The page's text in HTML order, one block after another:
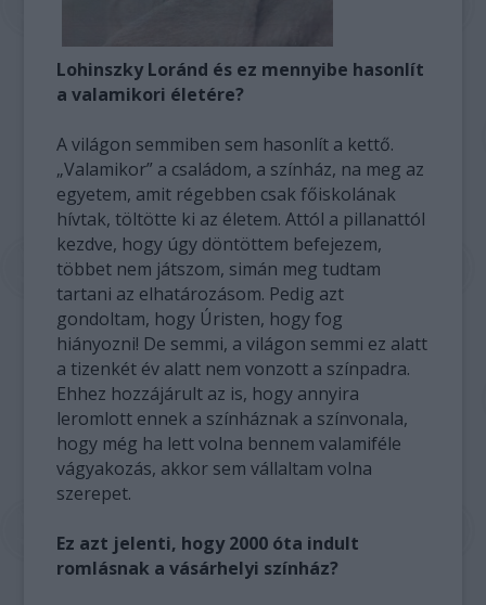
Lohinszky Loránd és ez mennyibe hasonlít
a valamikori életére?
A világon semmiben sem hasonlít a kettő.
„Valamikor” a családom, a színház, na meg az
egyetem, amit régebben csak főiskolának
hívtak, töltötte ki az életem. Attól a pillanattól
kezdve, hogy úgy döntöttem befejezem,
többet nem játszom, simán meg tudtam
tartani az elhatározásom. Pedig azt
gondoltam, hogy Úristen, hogy fog
hiányozni! De semmi, a világon semmi ez alatt
a tizenkét év alatt nem vonzott a színpadra.
Ehhez hozzájárult az is, hogy annyira
leromlott ennek a színháznak a színvonala,
hogy még ha lett volna bennem valamiféle
vágyakozás, akkor sem vállaltam volna
szerepet.
Ez azt jelenti, hogy 2000 óta indult
romlásnak a vásárhelyi színház?